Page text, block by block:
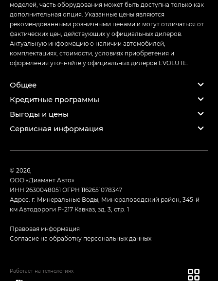
моделей, часть оборудования может быть доступна только как
дополнительная опция. Указанные цены являются
рекомендованными розничными ценами и могут отличаться от
фактических цен, действующих у официальных дилеров.
Актуальную информацию о наличии автомобилей,
комплектациях, стоимости, условиях приобретения и
оформления уточняйте у официальных дилеров EVOLUTE.
Общее
Кредитные программы
Выгоды и цены
Сервисная информация
© 2026,
ООО «Диамант Авто»
ИНН 2630048051 ОГРН 1162651078347
Адрес: г. Минеральные Воды, Минераловодский район, 345-й
км Автодороги Р-217 Кавказ, зд. 3, стр. 1
Правовая информация
Согласие на обработку персональных данных
Работает на технологиях